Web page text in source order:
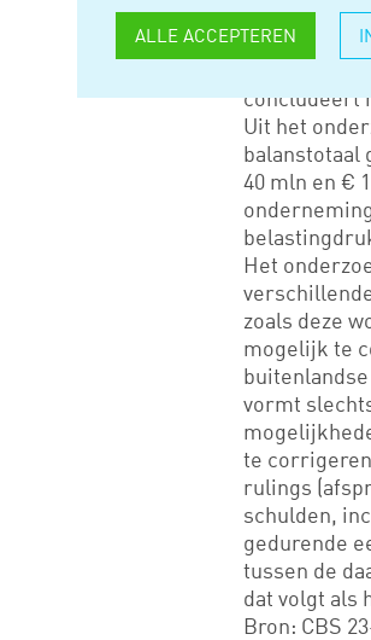
ALLE ACCEPTEREN
De
steeds
naar
concludeert
Uit het
balanstotaal
40 mln en €
Het
zoals deze
mogelijk te
vormt
te
rulings
schulden,
gedurende
tussen de
dat volgt als
Bron: CBS